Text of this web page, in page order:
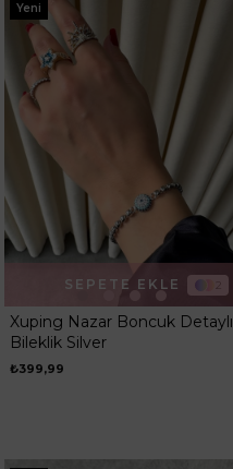
Xuping Nazar Boncuk Detaylı
Bileklik Silver
₺399,99
SEPETE EKLE
Yeni